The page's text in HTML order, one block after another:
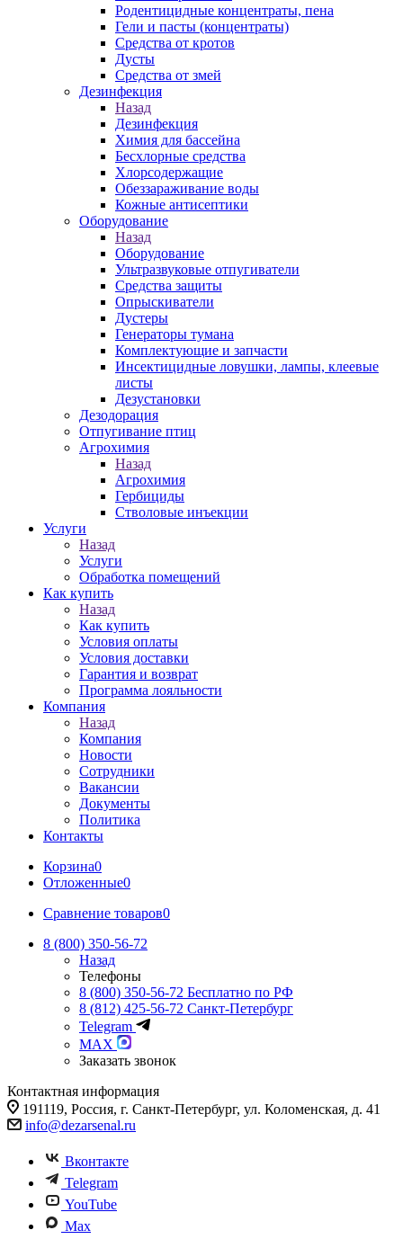
Родентицидные концентраты, пена
Гели и пасты (концентраты)
Средства от кротов
Дусты
Средства от змей
Дезинфекция
Назад
Дезинфекция
Химия для бассейна
Бесхлорные средства
Хлорсодержащие
Обеззараживание воды
Кожные антисептики
Оборудование
Назад
Оборудование
Ультразвуковые отпугиватели
Средства защиты
Опрыскиватели
Дустеры
Генераторы тумана
Комплектующие и запчасти
Инсектицидные ловушки, лампы, клеевые
листы
Дезустановки
Дезодорация
Отпугивание птиц
Агрохимия
Назад
Агрохимия
Гербициды
Стволовые инъекции
Услуги
Назад
Услуги
Обработка помещений
Как купить
Назад
Как купить
Условия оплаты
Условия доставки
Гарантия и возврат
Программа лояльности
Компания
Назад
Компания
Новости
Сотрудники
Вакансии
Документы
Политика
Контакты
Корзина0
Отложенные0
Сравнение товаров0
8 (800) 350-56-72
Назад
Телефоны
8 (800) 350-56-72 Бесплатно по РФ
8 (812) 425-56-72 Санкт-Петербург
Telegram
MAX
Заказать звонок
Контактная информация
191119, Россия, г. Санкт-Петербург, ул. Коломенская, д. 41
info@dezarsenal.ru
Вконтакте
Telegram
YouTube
Max